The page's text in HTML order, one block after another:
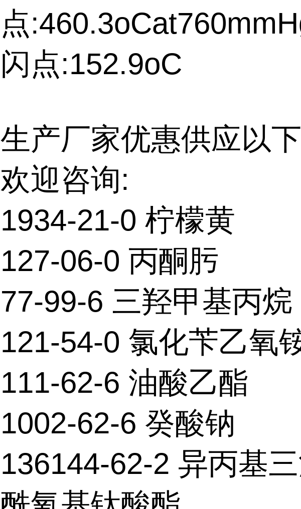
点
闪点:152.9oC
生产厂家优惠供应以
欢迎咨询:
1934-21-0 柠檬黄
127-06-0 丙酮肟
77-99-6 三羟甲基丙烷
121-54-0 氯化苄乙氧
111-62-6 油酸乙酯
1002-62-6 癸酸钠
136144-62-2 异丙基